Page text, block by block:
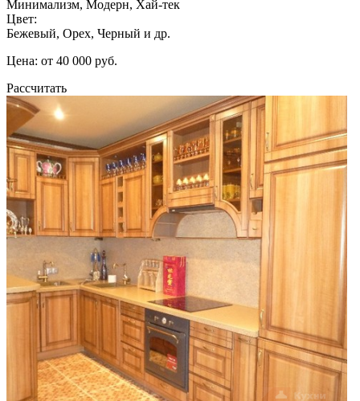
Минимализм, Модерн, Хай-тек
Цвет:
Бежевый, Орех, Черный и др.
Цена: от 40 000 руб.
Рассчитать